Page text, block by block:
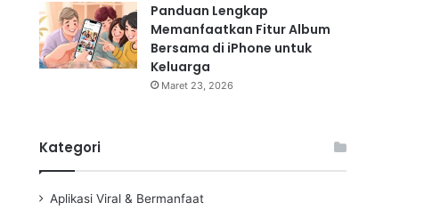
Panduan Lengkap
Memanfaatkan Fitur Album
Bersama di iPhone untuk
Keluarga
Maret 23, 2026
Kategori
Aplikasi Viral & Bermanfaat